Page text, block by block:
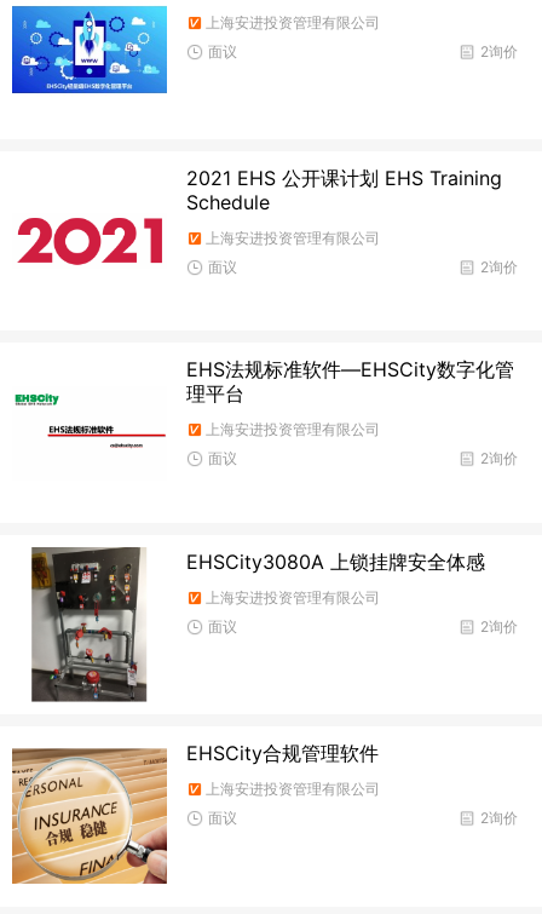
上海安进投资管理有限公司
2询价
面议
2021 EHS 公开课计划 EHS Training
Schedule
上海安进投资管理有限公司
2询价
面议
EHS法规标准软件—EHSCity数字化管
理平台
上海安进投资管理有限公司
2询价
面议
EHSCity3080A 上锁挂牌安全体感
上海安进投资管理有限公司
2询价
面议
EHSCity合规管理软件
上海安进投资管理有限公司
2询价
面议